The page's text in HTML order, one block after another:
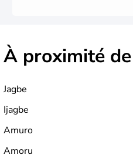
À proximité de
Jagbe
Ijagbe
Amuro
Amoru